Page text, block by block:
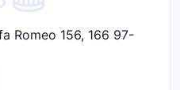
Romeo 156, 166 97-